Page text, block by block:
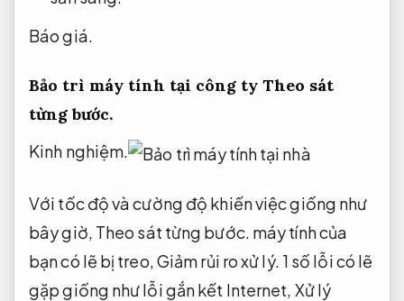
Báo giá.
Bảo trì máy tính tại công ty Theo sát
từng bước.
Kinh nghiệm.
Với tốc độ và cường độ khiến việc giống như
bây giờ, Theo sát từng bước. máy tính của
bạn có lẽ bị treo,Giảm rủi ro xử lý. 1 số lỗi có lẽ
gặp giống như lỗi gắn kết Internet, Xử lý